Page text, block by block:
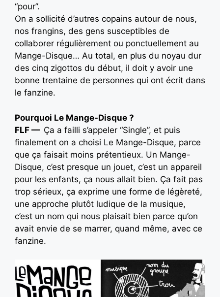
“pour”.
On a sollicité d’autres copains autour de nous,
nos frangins, des gens susceptibles de
collaborer régulièrement ou ponctuellement au
Mange-Disque… Au total, en plus du noyau dur
des cinq zigottos du début, il doit y avoir une
bonne trentaine de personnes qui ont écrit dans
le fanzine.
Pourquoi Le Mange-Disque ?
FLF — Ça a failli s’appeler “Single”, et puis
finalement on a choisi Le Mange-Disque, parce
que ça faisait moins prétentieux. Un Mange-
Disque, c’est presque un jouet, c’est un appareil
pour les enfants, ça nous allait bien. Ça fait pas
trop sérieux, ça exprime une forme de légèreté,
une approche plutôt ludique de la musique,
c’est un nom qui nous plaisait bien parce qu’on
avait envie de se marrer, quand même, avec ce
fanzine.